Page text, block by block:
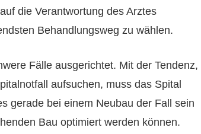
die Verantwortung des Arztes
Behandlungsweg zu wählen.
Fälle ausgerichtet. Mit der Tendenz,
aufsuchen, muss das Spital
gerade bei einem Neubau der Fall sein
Bau optimiert werden können.